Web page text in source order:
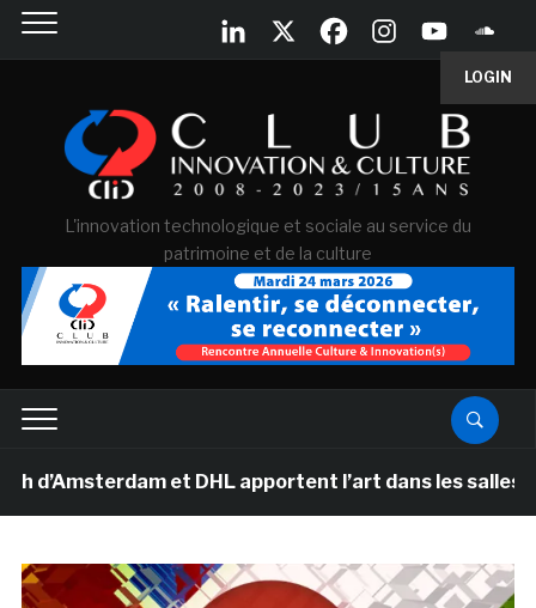
LOGIN
L'innovation technologique et sociale au service du
patrimoine et de la culture
et DHL apportent l’art dans les salles de